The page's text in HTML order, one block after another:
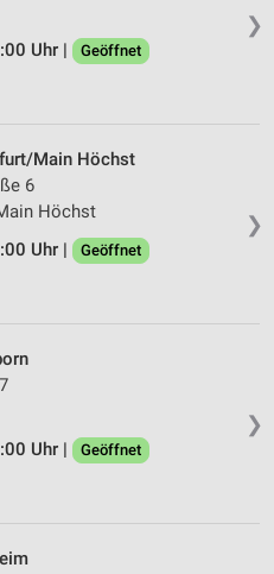
❯
Uhr |
Geöffnet
❯
Main Höchst
6
Höchst
Uhr |
Geöffnet
❯
Uhr |
Geöffnet